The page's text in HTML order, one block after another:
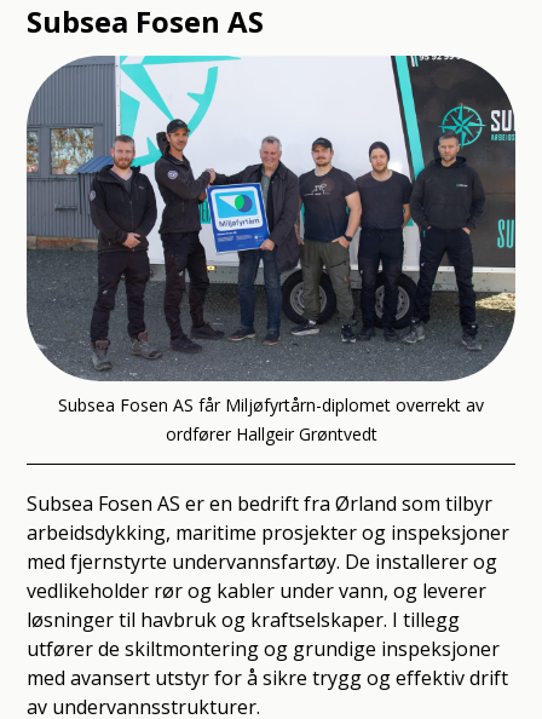
Subsea Fosen AS
Subsea Fosen AS får Miljøfyrtårn-diplomet overrekt av
ordfører Hallgeir Grøntvedt
Subsea Fosen AS er en bedrift fra Ørland som tilbyr
arbeidsdykking, maritime prosjekter og inspeksjoner
med fjernstyrte undervannsfartøy. De installerer og
vedlikeholder rør og kabler under vann, og leverer
løsninger til havbruk og kraftselskaper. I tillegg
utfører de skiltmontering og grundige inspeksjoner
med avansert utstyr for å sikre trygg og effektiv drift
av undervannsstrukturer.